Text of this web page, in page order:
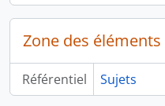
Zone des éléments
Référentiel Sujets